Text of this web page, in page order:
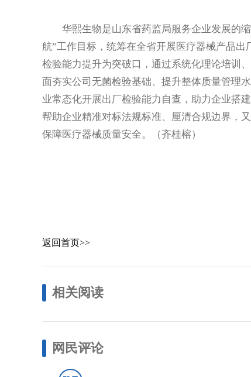
华熙生物是山东省药监局服务企业发展的缩
航”工作目标，统筹在全省开展医疗器械产品
检验能力提升为突破口，通过系统化理论培训
面夯实公司无菌检验基础、提升整体质量管理
业常态化开展出厂检验能力自查，助力企业搭
帮助企业精准对标法规标准、厘清合规边界，
保障医疗器械质量安全。（齐桂榕）
返回首页>>
相关阅读
网民评论